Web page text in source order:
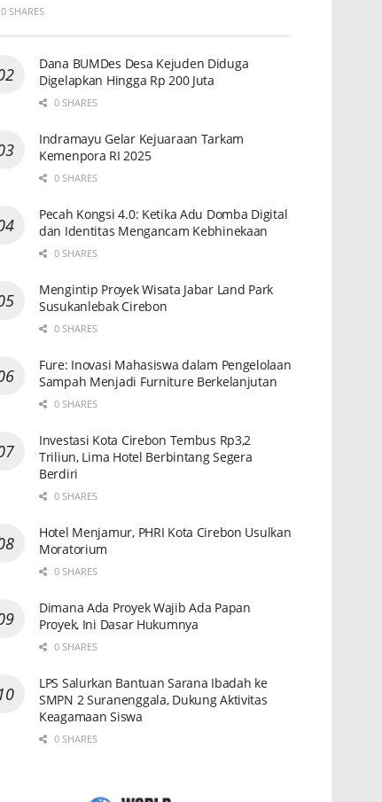
0 SHARES
Dana BUMDes Desa Kejuden Diduga
Digelapkan Hingga Rp 200 Juta
0 SHARES
Indramayu Gelar Kejuaraan Tarkam
Kemenpora RI 2025
0 SHARES
Pecah Kongsi 4.0: Ketika Adu Domba Digital
dan Identitas Mengancam Kebhinekaan
0 SHARES
Mengintip Proyek Wisata Jabar Land Park
Susukanlebak Cirebon
0 SHARES
Fure: Inovasi Mahasiswa dalam Pengelolaan
Sampah Menjadi Furniture Berkelanjutan
0 SHARES
Investasi Kota Cirebon Tembus Rp3,2
Triliun, Lima Hotel Berbintang Segera
Berdiri
0 SHARES
Hotel Menjamur, PHRI Kota Cirebon Usulkan
Moratorium
0 SHARES
Dimana Ada Proyek Wajib Ada Papan
Proyek, Ini Dasar Hukumnya
0 SHARES
LPS Salurkan Bantuan Sarana Ibadah ke
SMPN 2 Suranenggala, Dukung Aktivitas
Keagamaan Siswa
0 SHARES